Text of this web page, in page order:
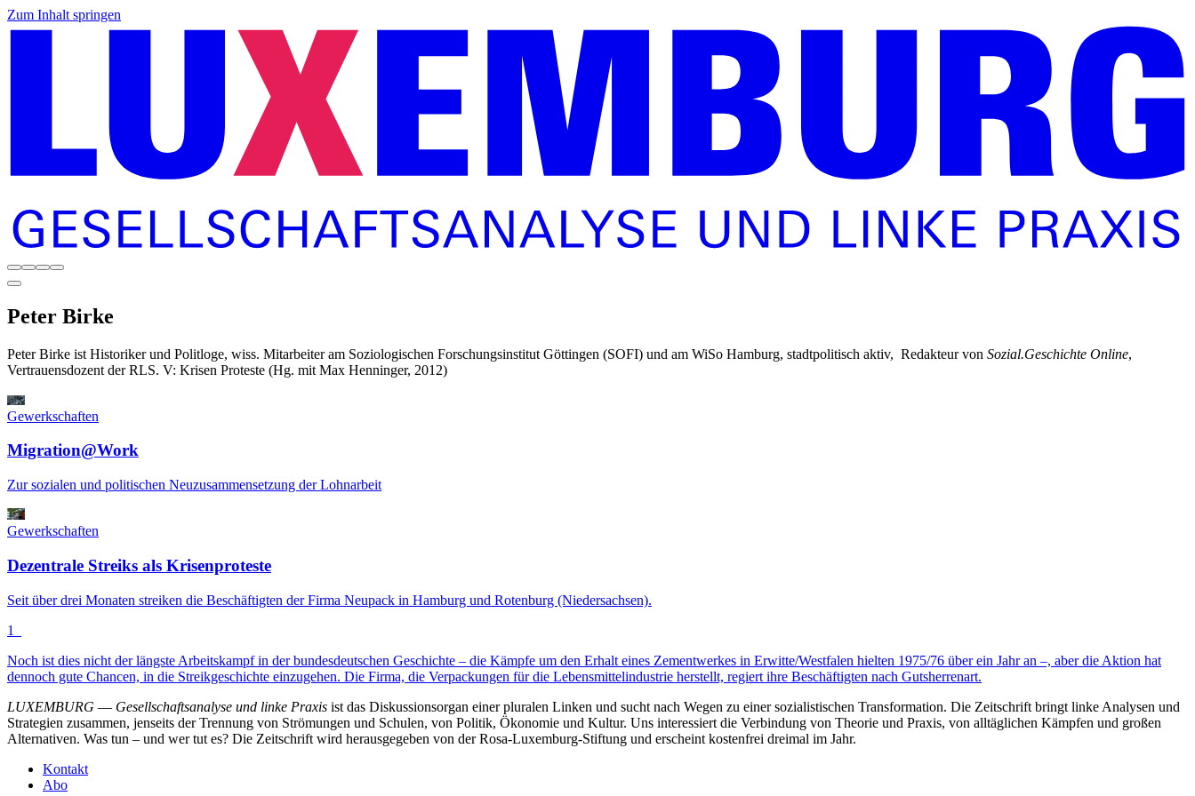
Zum Inhalt springen
Peter Birke
Peter Birke ist Historiker und Politloge, wiss. Mitarbeiter am Soziologischen Forschungsinstitut Göttingen (SOFI) und am WiSo Hamburg, stadtpolitisch aktiv, Redakteur von Sozial.Geschichte Online,
Vertrauensdozent der RLS. V: Krisen Proteste (Hg. mit Max Henninger, 2012)
Gewerkschaften
Migration@Work
Zur sozialen und politischen Neuzusammensetzung der Lohnarbeit
Gewerkschaften
Dezentrale Streiks als Krisenproteste
Seit über drei Monaten streiken die Beschäftigten der Firma Neupack in Hamburg und Rotenburg (Niedersachsen).
1
Noch ist dies nicht der längste Arbeitskampf in der bundesdeutschen Geschichte – die Kämpfe um den Erhalt eines Zementwerkes in Erwitte/Westfalen hielten 1975/76 über ein Jahr an –, aber die Aktion hat
dennoch gute Chancen, in die Streikgeschichte einzugehen. Die Firma, die Verpackungen für die Lebensmittelindustrie herstellt, regiert ihre Beschäftigten nach Gutsherrenart.
LUXEMBURG — Gesellschaftsanalyse und linke Praxis ist das Diskussionsorgan einer pluralen Linken und sucht nach Wegen zu einer sozialistischen Transformation. Die Zeitschrift bringt linke Analysen und
Strategien zusammen, jenseits der Trennung von Strömungen und Schulen, von Politik, Ökonomie und Kultur. Uns interessiert die Verbindung von Theorie und Praxis, von alltäglichen Kämpfen und großen
Alternativen. Was tun – und wer tut es? Die Zeitschrift wird herausgegeben von der Rosa-Luxemburg-Stiftung und erscheint kostenfrei dreimal im Jahr.
Kontakt
Abo